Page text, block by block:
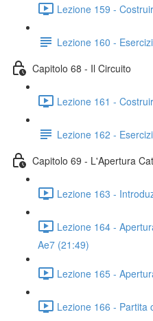
Lezione 159 -
Lezione 160 - Esercizi
Capitolo 68 - Il Circuito
Lezione 161 -
Lezione 162 - Esercizi
Capitolo 69 - L'Apertura
Lezione 163 -
Lezione 164 -
Ae7 (21:49)
Lezione 165 -
Lezione 166 - Partita